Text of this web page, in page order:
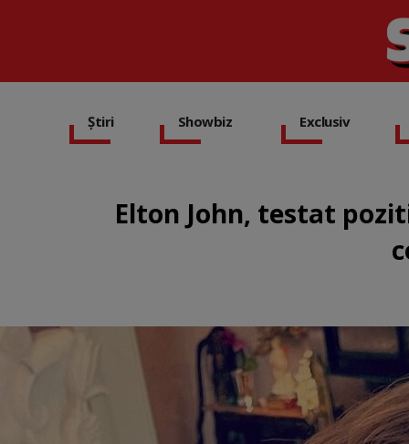
Știri Showbiz Exclusiv
Elton John, testat